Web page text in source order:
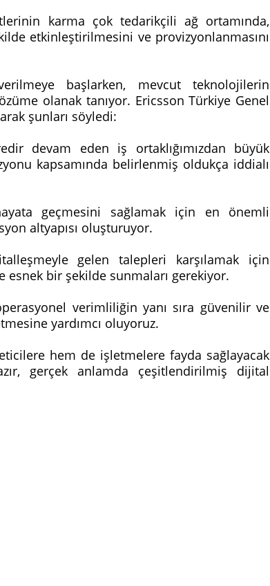
karma çok tedarikçili ağ ortamında,
etkinleştirilmesini ve provizyonlanmasını
başlarken, mevcut teknolojilerin
olanak tanıyor. Ericsson Türkiye Genel
şunları söyledi:
devam eden iş ortaklığımızdan büyük
kapsamında belirlenmiş oldukça iddialı
geçmesini sağlamak için en önemli
altyapısı oluşturuyor.
gelen talepleri karşılamak için
esnek bir şekilde sunmaları gerekiyor.
verimliliğin yanı sıra güvenilir ve
yardımcı oluyoruz.
hem de işletmelere fayda sağlayacak
gerçek anlamda çeşitlendirilmiş dijital